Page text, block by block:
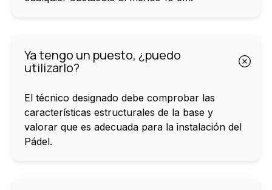
Ya tengo un puesto, ¿puedo
utilizarlo?
El técnico designado debe comprobar las
características estructurales de la base y
valorar que es adecuada para la instalación del
Pádel.